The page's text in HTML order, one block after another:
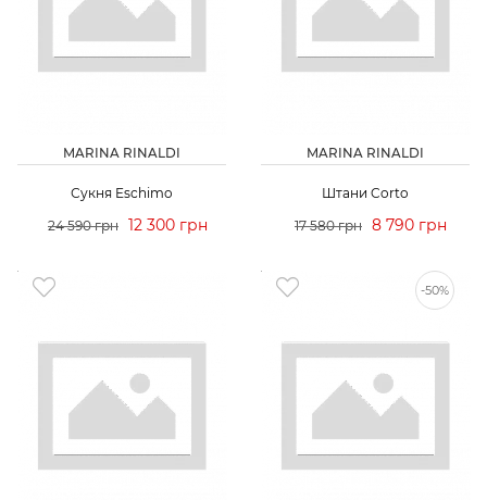
MARINA RINALDI
Сукня Eschimo
24 590 грн 12 300 грн
MARINA RINALDI
Штани Corto
17 580 грн 8 790 грн
-50%